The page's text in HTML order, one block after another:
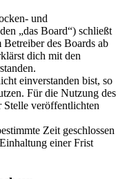
und
„das Board“) schließt
des Boards ab
dich mit den
einverstanden bist, so
Für die Nutzung des
Stelle veröffentlichten
Zeit geschlossen
einer Frist